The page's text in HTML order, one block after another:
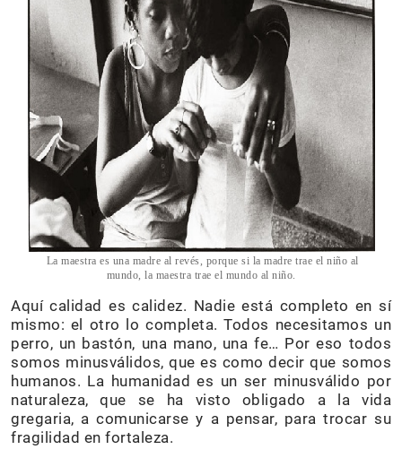
La maestra es una madre al revés, porque si la madre trae el niño al
mundo, la maestra trae el mundo al niño.
Aquí calidad es calidez. Nadie está completo en sí
mismo: el otro lo completa. Todos necesitamos un
perro, un bastón, una mano, una fe… Por eso todos
somos minusválidos, que es como decir que somos
humanos. La humanidad es un ser minusválido por
naturaleza, que se ha visto obligado a la vida
gregaria, a comunicarse y a pensar, para trocar su
fragilidad en fortaleza.